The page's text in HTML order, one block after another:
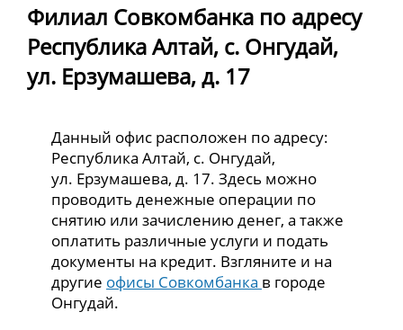
Филиал Совкомбанка по адресу
Республика Алтай, с. Онгудай,
ул. Ерзумашева, д. 17
Данный офис расположен по адресу:
Республика Алтай, с. Онгудай,
ул. Ерзумашева, д. 17. Здесь можно
проводить денежные операции по
снятию или зачислению денег, а также
оплатить различные услуги и подать
документы на кредит. Взгляните и на
другие офисы Совкомбанка в городе
Онгудай.